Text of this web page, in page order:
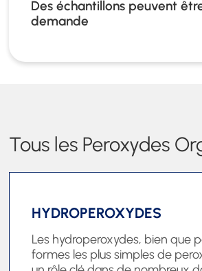
Des échantillons peuvent
demande
Tous les Peroxydes
HYDROPEROXYDES
Les hydroperoxydes, bien que
formes les plus simples de